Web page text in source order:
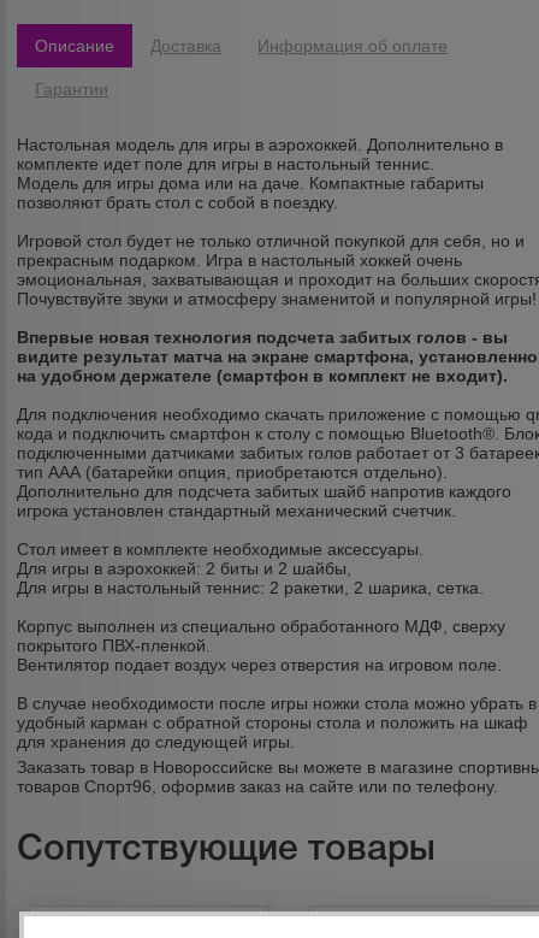
Описание Доставка Информация об оплате
Гарантии
Настольная модель для игры в аэрохоккей. Дополнительно в
комплекте идет поле для игры в настольный теннис.
Модель для игры дома или на даче. Компактные габариты
позволяют брать стол с собой в поездку.
Игровой стол будет не только отличной покупкой для себя, но и
прекрасным подарком. Игра в настольный хоккей очень
эмоциональная, захватывающая и проходит на больших
Почувствуйте звуки и атмосферу знаменитой и популярной игры!
Впервые новая технология подсчета забитых голов - вы
видите результат матча на экране смартфона,
на удобном держателе (смартфон в комплект не входит).
Для подключения необходимо скачать приложение с помощью
кода и подключить смартфон к столу с помощью Bluetooth®.
подключенными датчиками забитых голов работает от 3
тип ААА (батарейки опция, приобретаются отдельно).
Дополнительно для подсчета забитых шайб напротив каждого
игрока установлен стандартный механический счетчик.
Стол имеет в комплекте необходимые аксессуары.
Для игры в аэрохоккей: 2 биты и 2 шайбы,
Для игры в настольный теннис: 2 ракетки, 2 шарика, сетка.
Корпус выполнен из специально обработанного МДФ, сверху
покрытого ПВХ-пленкой.
Вентилятор подает воздух через отверстия на игровом поле.
В случае необходимости после игры ножки стола можно убрать в
удобный карман с обратной стороны стола и положить на шкаф
для хранения до следующей игры.
Заказать товар в Новороссийске вы можете в магазине
товаров Спорт96, оформив заказ на сайте или по телефону.
Сопутствующие товары